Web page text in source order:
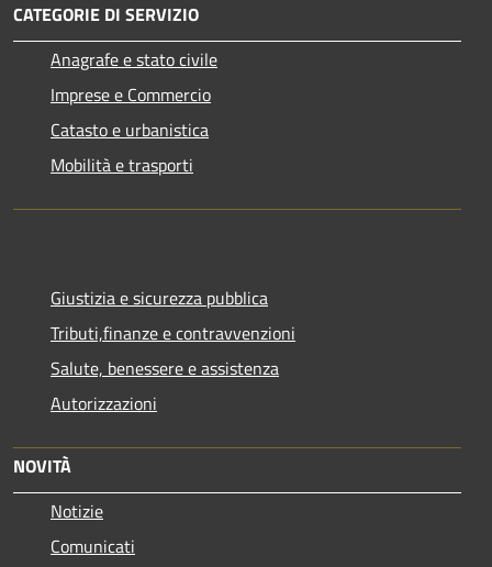
CATEGORIE DI SERVIZIO
Anagrafe e stato civile
Imprese e Commercio
Catasto e urbanistica
Mobilità e trasporti
Giustizia e sicurezza pubblica
Tributi,finanze e contravvenzioni
Salute, benessere e assistenza
Autorizzazioni
NOVITÀ
Notizie
Comunicati